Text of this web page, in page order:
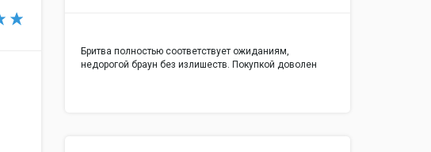
Бритва полностью соответствует ожиданиям,
недорогой браун без излишеств. Покупкой доволен